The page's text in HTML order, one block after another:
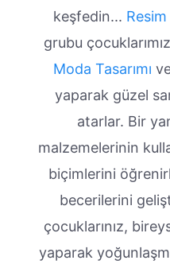
keşfedin...
grubu çocuklarımız
Moda Tasarımı
yaparak güzel
atarlar. Bir
malzemelerinin
biçimlerini
becerilerini
çocuklarınız,
yaparak